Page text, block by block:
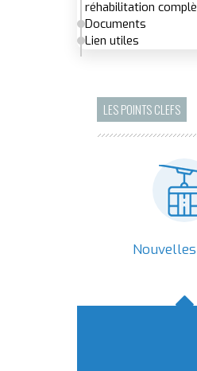
réhabilitation
Documents
Lien utiles
LES POINTS CLEFS